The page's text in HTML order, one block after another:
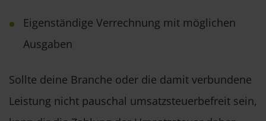
Eigenständige Verrechnung mit möglichen
Ausgaben
Sollte deine Branche oder die damit verbundene
Leistung nicht pauschal umsatzsteuerbefreit sein,